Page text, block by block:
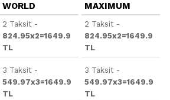
WORLD
2 Taksit -
824.95x2=1649.9
TL
3 Taksit -
549.97x3=1649.9
TL
MAXIMUM
2 Taksit -
824.95x2=1649.9
TL
3 Taksit -
549.97x3=1649.9
TL